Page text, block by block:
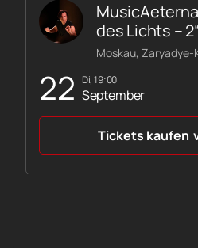
22 Di, 19:00
September
MusicAeterna
des Lichts – 2“
Moskau, Zaryadye-
Tickets kaufen